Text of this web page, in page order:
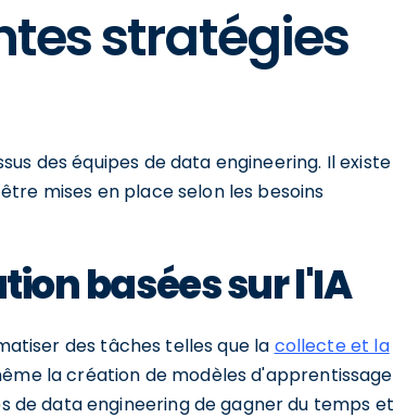
stratégies
des équipes de data engineering. Il existe
mises en place selon les besoins
basées sur l'IA
des tâches telles que la collecte et la
la création de modèles d'apprentissage
de data engineering de gagner du temps et